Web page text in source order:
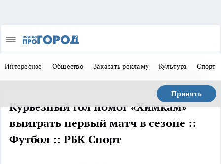
Интересное Общество Заказать рекламу Культура Спорт
Принять
Курьезный гол помог «Химкам»
выиграть первый матч в сезоне ::
Футбол :: РБК Спорт